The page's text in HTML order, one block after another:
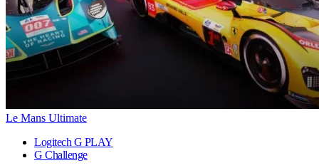
Le Mans Ultimate
Logitech G PLAY
G Challenge